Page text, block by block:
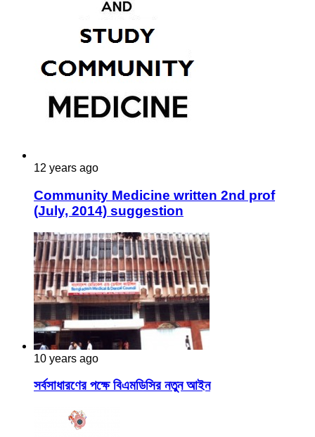
12 years ago
Community Medicine written 2nd prof
(July, 2014) suggestion
10 years ago
সর্বসাধারণের পক্ষে বিএমডিসির নতুন আইন